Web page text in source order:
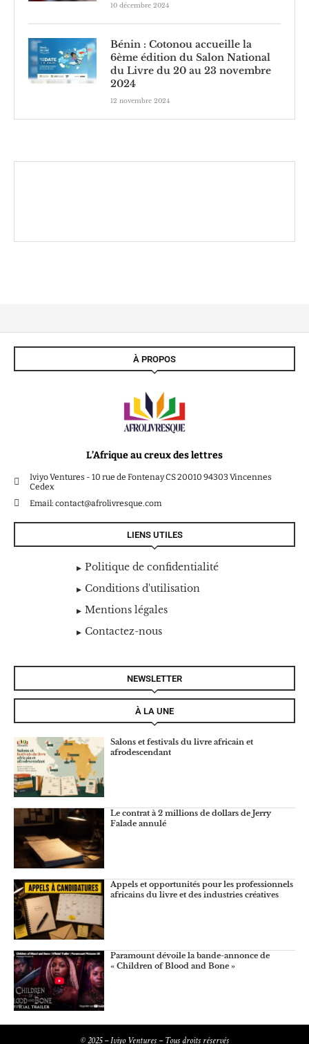
10 décembre 2024
Bénin : Cotonou accueille la
6ème édition du Salon National
du Livre du 20 au 23 novembre
2024
12 novembre 2024
À PROPOS
L’Afrique au creux des lettres
Iviyo Ventures - 10 rue de Fontenay CS 20010 94303 Vincennes
Cedex
Email: contact@afrolivresque.com
LIENS UTILES
Politique de confidentialité
Conditions d'utilisation
Mentions légales
Contactez-nous
NEWSLETTER
À LA UNE
Salons et festivals du livre africain et
afrodescendant
Le contrat à 2 millions de dollars de Jerry
Falade annulé
Appels et opportunités pour les professionnels
africains du livre et des industries créatives
Paramount dévoile la bande-annonce de
« Children of Blood and Bone »
© 2025 – Iviyo Ventures – Tous droits réservés